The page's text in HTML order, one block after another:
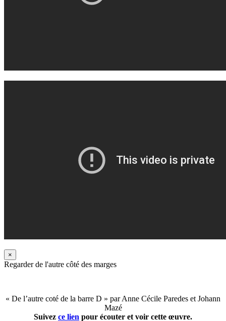
×
Regarder de l'autre côté des marges
« De l’autre coté de la barre D » par Anne Cécile Paredes et Johann
Mazé
Suivez ce lien pour écouter et voir cette œuvre.